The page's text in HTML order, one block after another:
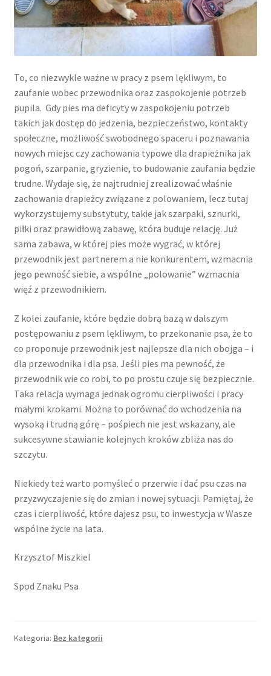
To, co niezwykle ważne w pracy z psem lękliwym, to
zaufanie wobec przewodnika oraz zaspokojenie potrzeb
pupila. Gdy pies ma deficyty w zaspokojeniu potrzeb
takich jak dostęp do jedzenia, bezpieczeństwo, kontakty
społeczne, możliwość swobodnego spaceru i poznawania
nowych miejsc czy zachowania typowe dla drapieżnika jak
pogoń, szarpanie, gryzienie, to budowanie zaufania będzie
trudne. Wydaje się, że najtrudniej zrealizować właśnie
zachowania drapieżcy związane z polowaniem, lecz tutaj
wykorzystujemy substytuty, takie jak szarpaki, sznurki,
piłki oraz prawidłową zabawę, która buduje relację. Już
sama zabawa, w której pies może wygrać, w której
przewodnik jest partnerem a nie konkurentem, wzmacnia
jego pewność siebie, a wspólne „polowanie” wzmacnia
więź z przewodnikiem.
Z kolei zaufanie, które będzie dobrą bazą w dalszym
postępowaniu z psem lękliwym, to przekonanie psa, że to
co proponuje przewodnik jest najlepsze dla nich obojga – i
dla przewodnika i dla psa. Jeśli pies ma pewność, że
przewodnik wie co robi, to po prostu czuje się bezpiecznie.
Taka relacja wymaga jednak ogromu cierpliwości i pracy
małymi krokami. Można to porównać do wchodzenia na
wysoką i trudną górę – pośpiech nie jest wskazany, ale
sukcesywne stawianie kolejnych kroków zbliża nas do
szczytu.
Niekiedy też warto pomyśleć o przerwie i dać psu czas na
przyzwyczajenie się do zmian i nowej sytuacji. Pamiętaj, że
czas i cierpliwość, które dajesz psu, to inwestycja w Wasze
wspólne życie na lata.
Krzysztof Miszkiel
Spod Znaku Psa
Kategoria: Bez kategorii